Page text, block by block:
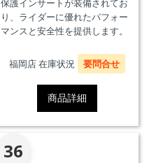
保護インサートが装備されてお
り、ライダーに優れたパフォー
マンスと安全性を提供します。
福岡店 在庫状況 要問合せ
商品詳細
36